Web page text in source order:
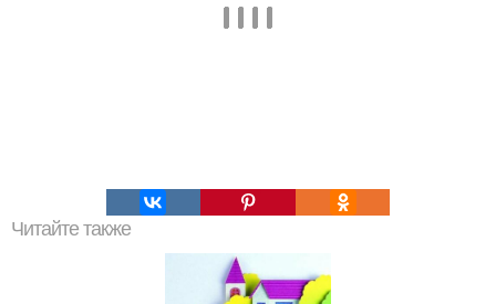
Читайте также